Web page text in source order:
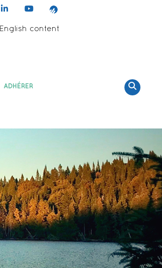
English content
ADHÉRER